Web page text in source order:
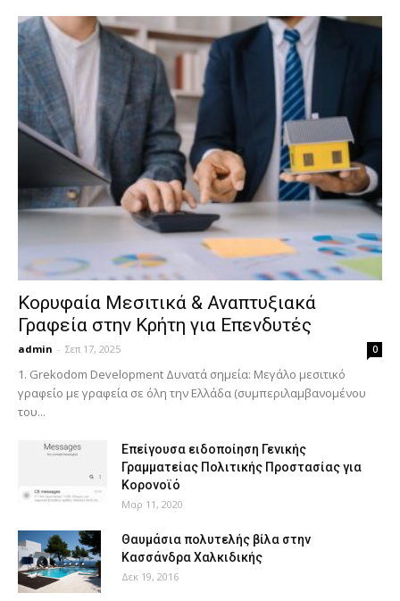
Κορυφαία Μεσιτικά & Αναπτυξιακά
Γραφεία στην Κρήτη για Επενδυτές
admin - Σεπ 17, 2025 0
1. Grekodom Development Δυνατά σημεία: Μεγάλο μεσιτικό
γραφείο με γραφεία σε όλη την Ελλάδα (συμπεριλαμβανομένου
του...
Επείγουσα ειδοποίηση Γενικής
Γραμματείας Πολιτικής Προστασίας για
Κορονοϊό
Μαρ 11, 2020
Θαυμάσια πολυτελής βίλα στην
Κασσάνδρα Χαλκιδικής
Δεκ 19, 2016